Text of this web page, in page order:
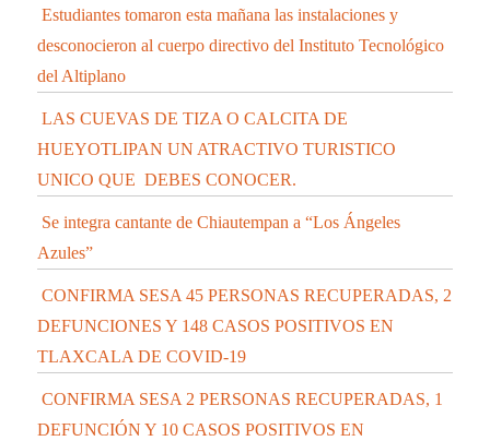
Estudiantes tomaron esta mañana las instalaciones y
desconocieron al cuerpo directivo del Instituto Tecnológico
del Altiplano
LAS CUEVAS DE TIZA O CALCITA DE
HUEYOTLIPAN UN ATRACTIVO TURISTICO
UNICO QUE DEBES CONOCER.
Se integra cantante de Chiautempan a “Los Ángeles
Azules”
CONFIRMA SESA 45 PERSONAS RECUPERADAS, 2
DEFUNCIONES Y 148 CASOS POSITIVOS EN
TLAXCALA DE COVID-19
CONFIRMA SESA 2 PERSONAS RECUPERADAS, 1
DEFUNCIÓN Y 10 CASOS POSITIVOS EN